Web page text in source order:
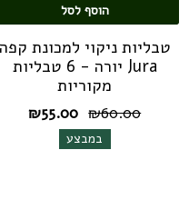
הוסף לסל
טבליות ניקוי למכונת קפה
Jura יורה - 6 טבליות
מקוריות
₪60.00
המחיר
המקורי
היה:
₪55.00
במבצע